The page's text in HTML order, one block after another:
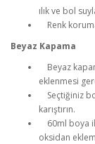
ılık ve bol
Renk
Beyaz Kapama
Beyaz
eklenmesi
Seçtiğiniz
karıştırın.
60ml boya
oksidan